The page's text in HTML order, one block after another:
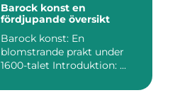
Barock konst en
fördjupande översikt
Barock konst: En
blomstrande prakt under
1600-talet Introduktion: ...